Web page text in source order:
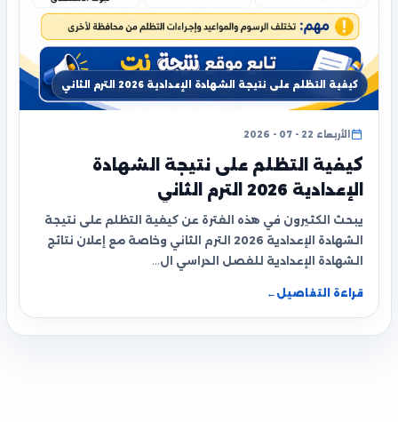
كيفية التظلم على نتيجة الشهادة الإعدادية 2026 الترم الثاني
الأربعاء 22 - 07 - 2026
كيفية التظلم على نتيجة الشهادة
الإعدادية 2026 الترم الثاني
يبحث الكثيرون في هذه الفترة عن كيفية التظلم على نتيجة
الشهادة الإعدادية 2026 الترم الثاني وخاصة مع إعلان نتائج
الشهادة الإعدادية للفصل الدراسي ال…
قراءة التفاصيل ←